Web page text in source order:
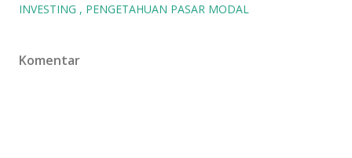
INVESTING
PENGETAHUAN PASAR MODAL
Komentar